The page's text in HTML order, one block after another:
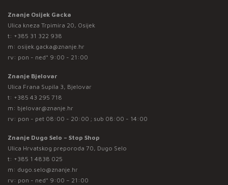
Znanje Osijek Gacka
Ulica kneza Trpimira 20, Osijek
t: +385 31 322 938
m: osijek.gacka@znanje.hr
rv: pon - ned* 9:00 - 21:00
Znanje Bjelovar
Ulica Frana Supila 3, Bjelovar
t: +385 43 295 718
m: bjelovar@znanje.hr
rv: pon - pet 08:00 - 20:00 ; sub 08:00 - 14:00
Znanje Dugo Selo – Stop Shop
Ulica Hrvatskog preporoda 70, Dugo Selo
t: +385 1 4838 025
m: dugo.selo@znanje.hr
rv: pon - ned* 9:00 – 21:00